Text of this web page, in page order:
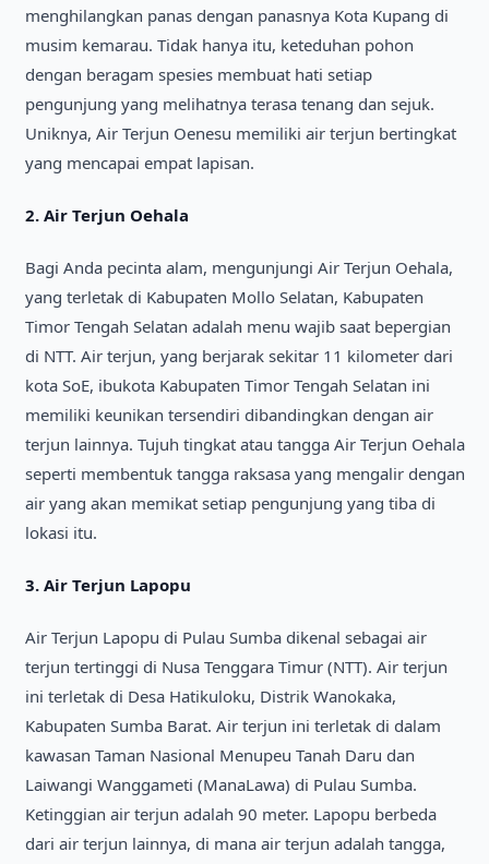
menghilangkan panas dengan panasnya Kota Kupang di
musim kemarau. Tidak hanya itu, keteduhan pohon
dengan beragam spesies membuat hati setiap
pengunjung yang melihatnya terasa tenang dan sejuk.
Uniknya, Air Terjun Oenesu memiliki air terjun bertingkat
yang mencapai empat lapisan.
2. Air Terjun Oehala
Bagi Anda pecinta alam, mengunjungi Air Terjun Oehala,
yang terletak di Kabupaten Mollo Selatan, Kabupaten
Timor Tengah Selatan adalah menu wajib saat bepergian
di NTT. Air terjun, yang berjarak sekitar 11 kilometer dari
kota SoE, ibukota Kabupaten Timor Tengah Selatan ini
memiliki keunikan tersendiri dibandingkan dengan air
terjun lainnya. Tujuh tingkat atau tangga Air Terjun Oehala
seperti membentuk tangga raksasa yang mengalir dengan
air yang akan memikat setiap pengunjung yang tiba di
lokasi itu.
3. Air Terjun Lapopu
Air Terjun Lapopu di Pulau Sumba dikenal sebagai air
terjun tertinggi di Nusa Tenggara Timur (NTT). Air terjun
ini terletak di Desa Hatikuloku, Distrik Wanokaka,
Kabupaten Sumba Barat. Air terjun ini terletak di dalam
kawasan Taman Nasional Menupeu Tanah Daru dan
Laiwangi Wanggameti (ManaLawa) di Pulau Sumba.
Ketinggian air terjun adalah 90 meter. Lapopu berbeda
dari air terjun lainnya, di mana air terjun adalah tangga,